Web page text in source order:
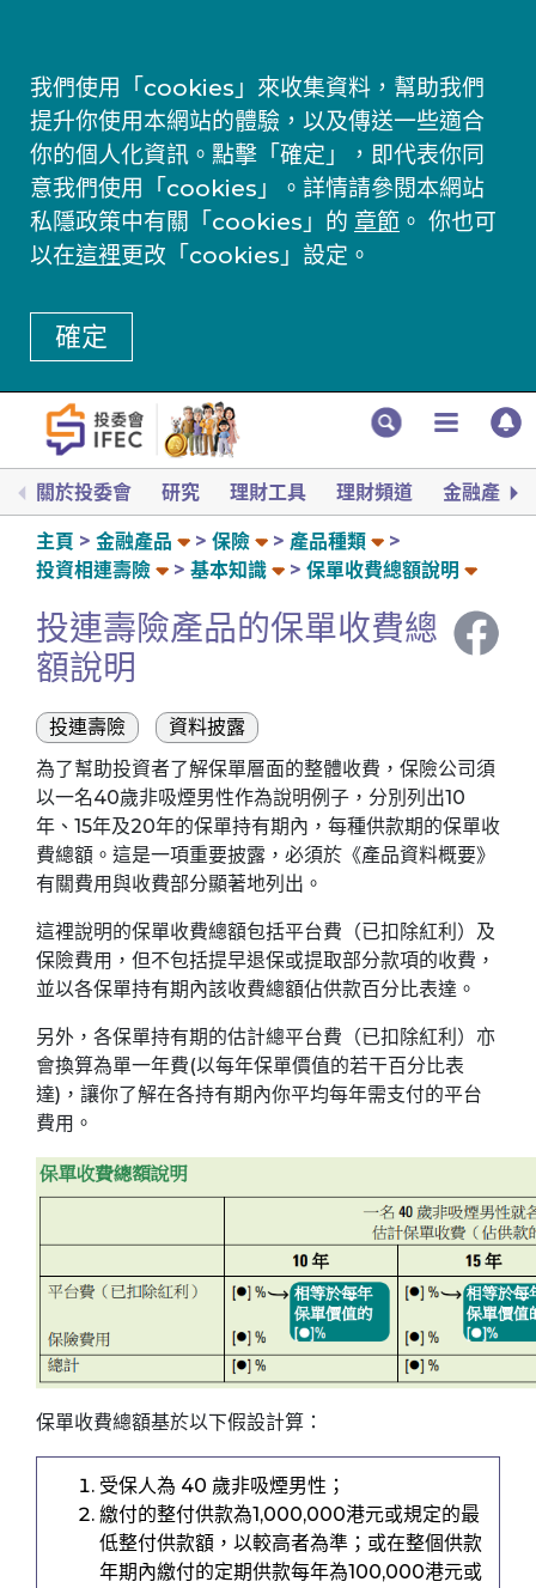
我們使用「cookies」來收集資料，幫助我們
提升你使用本網站的體驗，以及傳送一些適合
你的個人化資訊。點擊「確定」，即代表你同
意我們使用「cookies」。詳情請參閱本網站
私隱政策中有關「cookies」的 章節 。 你也可
以在這裡更改「cookies」設定。
確定
關於投委會 研究 理財工具 理財頻道 金融產品
主頁 金融產品 保險
產品種類
投資相連壽險
基本知識 保單收費總額說明
投連壽險產品的保單收費總
額說明
投連壽險
資料披露
為了幫助投資者了解保單層面的整體收費，保險公司須
以一名40歲非吸煙男性作為說明例子，分別列出10
年、15年及20年的保單持有期內，每種供款期的保單收
費總額。這是一項重要披露，必須於《產品資料概要》
有關費用與收費部分顯著地列出。
這裡說明的保單收費總額包括平台費（已扣除紅利）及
保險費用，但不包括提早退保或提取部分款項的收費，
並以各保單持有期內該收費總額佔供款百分比表達。
另外，各保單持有期的估計總平台費（已扣除紅利）亦
會換算為單一年費(以每年保單價值的若干百分比表
達)，讓你了解在各持有期內你平均每年需支付的平台
費用。
保單收費總額基於以下假設計算：
受保人為 40 歲非吸煙男性；
繳付的整付供款為1,000,000港元或規定的最
低整付供款額，以較高者為準；或在整個供款
年期內繳付的定期供款每年為100,000港元或